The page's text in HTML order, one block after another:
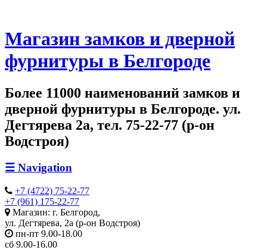
Магазин замков и дверной
фурнитуры в Белгороде
Более 11000 наименований замков и
дверной фурнитуры в Белгороде. ул.
Дегтярева 2а, тел. 75-22-77 (р-он
Водстроя)
☰ Navigation
+7 (4722) 75-22-77
+7 (961) 175-22-77
Магазин: г. Белгород,
ул. Дегтярева, 2а (р-он Водстроя)
пн-пт 9.00-18.00
сб 9.00-16.00